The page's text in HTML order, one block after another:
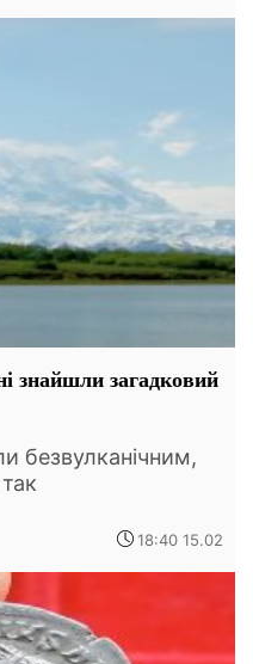
знайшли загадковий
безвулканічним,
18:40 15.02